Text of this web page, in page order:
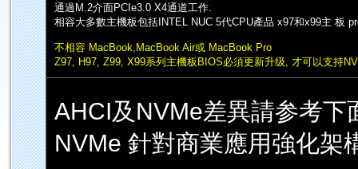
通過M.2介面PCIe3.0 X4通道工作.
相容大多數主機板包括INTEL NUC 5代CPU產品 x97和x99主 板
不相容 MacBook,MacBook Air或 MacBook Pro
Z97, H97, Z99, X99系列主機板BIOS必須更新升级, 才可以支持
AHCI及NVMe差異請参考下
NVMe 針對商業應用強化架